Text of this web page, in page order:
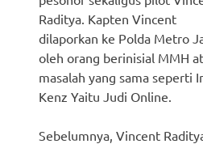
Raditya. Kapten Vincent
dilaporkan ke Polda Metro
oleh orang berinisial MMH
masalah yang sama seperti
Kenz Yaitu Judi Online.
Sebelumnya, Vincent